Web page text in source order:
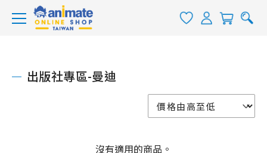
出版社專區-曼迪
沒有適用的商品。